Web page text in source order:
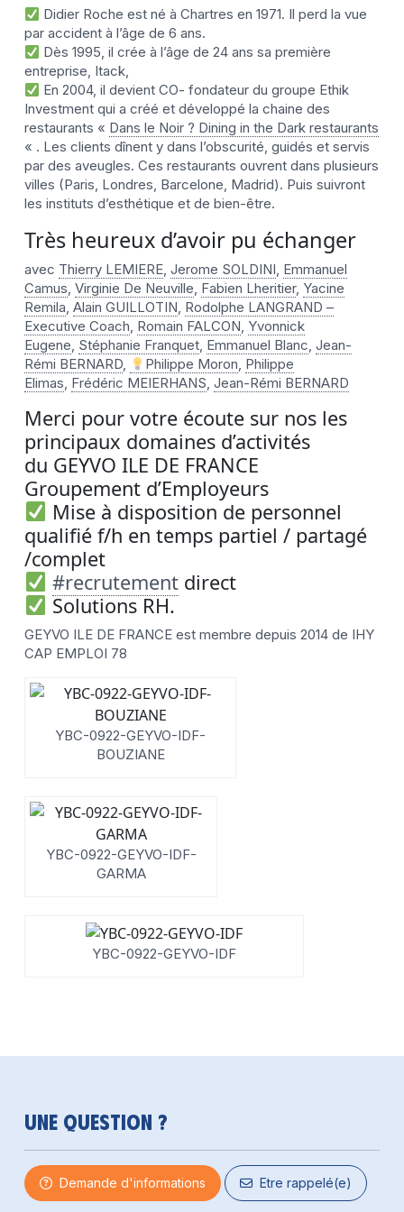
Didier Roche est né à Chartres en 1971. Il perd la vue
par accident à l’âge de 6 ans.
Dès 1995, il crée à l’âge de 24 ans sa première
entreprise, Itack,
En 2004, il devient CO- fondateur du groupe Ethik
Investment qui a créé et développé la chaine des
restaurants « Dans le Noir ? Dining in the Dark restaurants
« . Les clients dînent y dans l’obscurité, guidés et servis
par des aveugles. Ces restaurants ouvrent dans plusieurs
villes (Paris, Londres, Barcelone, Madrid). Puis suivront
les instituts d’esthétique et de bien-être.
Très heureux d’avoir pu échanger
avec Thierry LEMIERE, Jerome SOLDINI, Emmanuel
Camus, Virginie De Neuville, Fabien Lheritier, Yacine
Remila, Alain GUILLOTIN, Rodolphe LANGRAND –
Executive Coach, Romain FALCON, Yvonnick
Eugene, Stéphanie Franquet, Emmanuel Blanc, Jean-
Rémi BERNARD, Philippe Moron, Philippe
Elimas, Frédéric MEIERHANS, Jean-Rémi BERNARD
Merci pour votre écoute sur nos les
principaux domaines d’activités
du GEYVO ILE DE FRANCE
Groupement d’Employeurs
Mise à disposition de personnel
qualifié f/h en temps partiel / partagé
/complet
#recrutementdirect
Solutions RH.
GEYVO ILE DE FRANCE est membre depuis 2014 de IHY
CAP EMPLOI 78
YBC-0922-GEYVO-IDF-
BOUZIANE
YBC-0922-GEYVO-IDF-
GARMA
YBC-0922-GEYVO-IDF
Une question ?
Demande d'informations Etre rappelé(e)